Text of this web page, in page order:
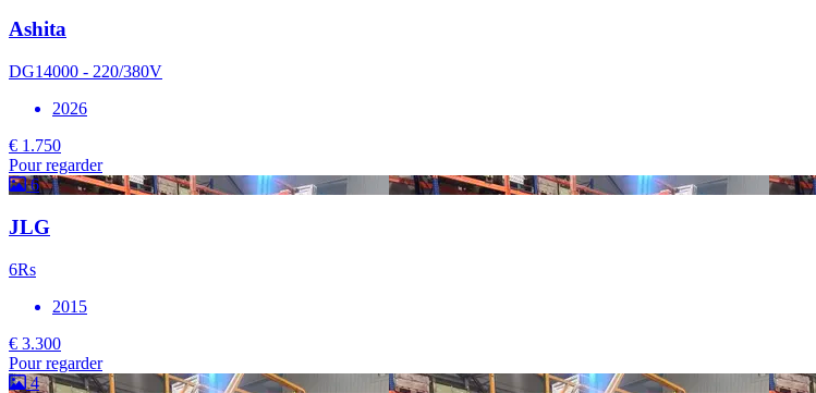
Ashita
DG14000 - 220/380V
2026
€ 1.750
Pour regarder
6
JLG
6Rs
2015
€ 3.300
Pour regarder
4